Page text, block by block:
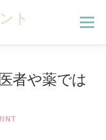
ト メニュー
者や薬では